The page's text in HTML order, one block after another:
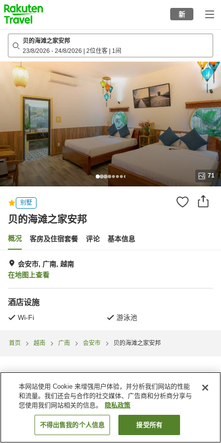
to
top
page
新
贝的海滩之家安邦
23/8/2026 - 24/8/2026 2位住客 1间
71
别墅
贝的海滩之家安邦
概况 客房及住宿套餐 评论 基本信息
会安市, 广南, 越南
在地图上查看
酒店设施
Wi-Fi 游泳池
首页 越南 广南 会安市 贝的海滩之家安邦
搜索客房
本网站使用 Cookie 来增强用户体验，并分析我们网站的性能
和流量。我们还会与合作的社交媒体、广告商和分析商分享与
您使用我们网站相关的信息。
隐私政策
不得出售我的个人信息 接受所有